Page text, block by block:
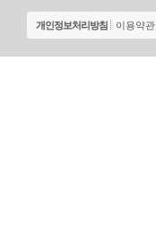
개인정보처리방침 이용약관